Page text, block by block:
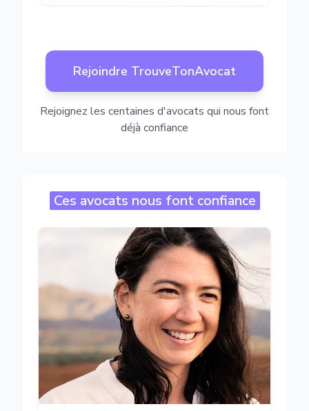
Rejoindre TrouveTonAvocat
Rejoignez les centaines d'avocats qui nous font
déjà confiance
Ces avocats nous font confiance